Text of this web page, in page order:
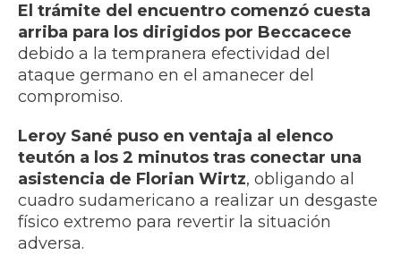
El trámite del encuentro comenzó cuesta
arriba para los dirigidos por Beccacece
debido a la tempranera efectividad del
ataque germano en el amanecer del
compromiso.
Leroy Sané puso en ventaja al elenco
teutón a los 2 minutos tras conectar una
asistencia de Florian Wirtz, obligando al
cuadro sudamericano a realizar un desgaste
físico extremo para revertir la situación
adversa.